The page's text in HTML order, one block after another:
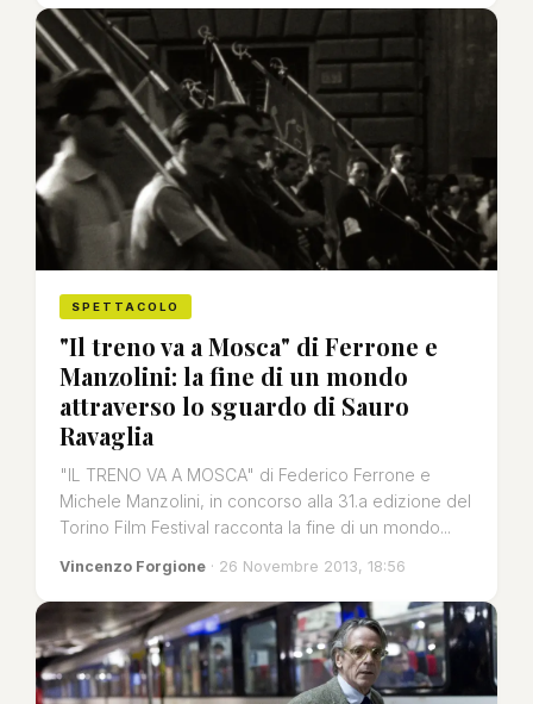
SPETTACOLO
"Il treno va a Mosca" di Ferrone e
Manzolini: la fine di un mondo
attraverso lo sguardo di Sauro
Ravaglia
"IL TRENO VA A MOSCA" di Federico Ferrone e
Michele Manzolini, in concorso alla 31.a edizione del
Torino Film Festival racconta la fine di un mondo...
Vincenzo Forgione · 26 Novembre 2013, 18:56